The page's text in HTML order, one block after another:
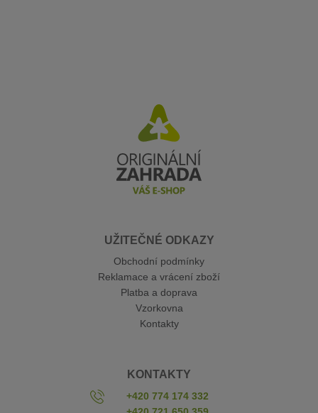
UŽITEČNÉ ODKAZY
Obchodní podmínky
Reklamace a vrácení zboží
Platba a doprava
Vzorkovna
Kontakty
KONTAKTY
+420 774 174 332